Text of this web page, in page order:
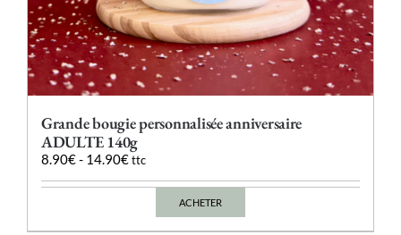
Grande bougie personnalisée anniversaire
ADULTE 140g
8.90€- 14.90€ ttc
ACHETER
Ce